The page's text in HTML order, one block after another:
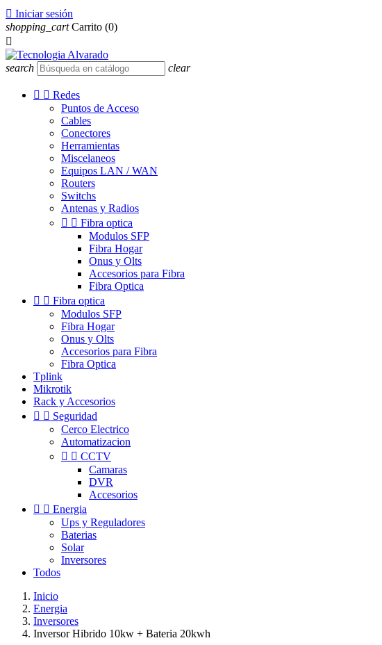
 Iniciar sesión
shopping_cart Carrito (0)

search clear
  Redes
Puntos de Acceso
Cables
Conectores
Herramientas
Miscelaneos
Equipos LAN / WAN
Routers
Switchs
Antenas y Radios
  Fibra optica
Modulos SFP
Fibra Hogar
Onus y Olts
Accesorios para Fibra
Fibra Optica
  Fibra optica
Modulos SFP
Fibra Hogar
Onus y Olts
Accesorios para Fibra
Fibra Optica
Tplink
Mikrotik
Rack y Accesorios
  Seguridad
Cerco Electrico
Automatizacion
  CCTV
Camaras
DVR
Accesorios
  Energia
Ups y Reguladores
Baterias
Solar
Inversores
Todos
Inicio
Energia
Inversores
Inversor Hibrido 10kw + Bateria 20kwh